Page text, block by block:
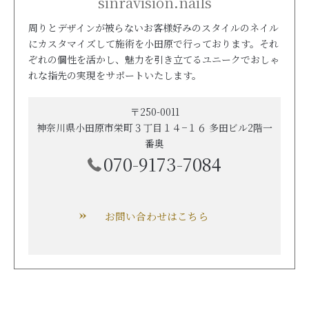
周りとデザインが被らないお客様好みのスタイルのネイル
にカスタマイズして施術を小田原で行っております。それ
ぞれの個性を活かし、魅力を引き立てるユニークでおしゃ
れな指先の実現をサポートいたします。
〒250-0011
神奈川県小田原市栄町３丁目１４−１６ 多田ビル2階一
番奥
070-9173-7084
お問い合わせはこちら